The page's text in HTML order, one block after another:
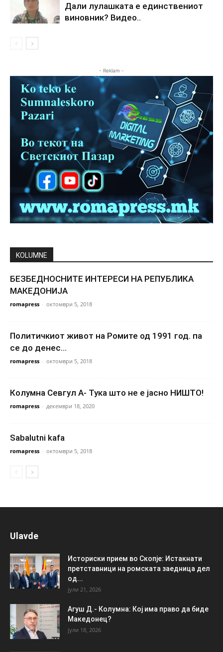
Дали лулашката е единствениот
виновник? Видео..
- Reklam -
KOLUMNE
БЕЗБЕДНОСНИТЕ ИНТЕРЕСИ НА РЕПУБЛИКА
МАКЕДОНИЈА
romapress - октомври 5, 2018
Политичкиот живот на Ромите од 1991 год. па
се до денес…
romapress - октомври 5, 2018
Колумна Севгул А- Тука што не е јасно НИШТО!
romapress - декември 18, 2020
Sabalutni kafa
romapress - октомври 5, 2018
Ulavde
Историски прием во Скопје: Истакнати
претставници на ромската заедница дел
од...
јули 21, 2026
Агуш Д.- Колумна: Кој има право да биде
Македонец?
јули 18, 2026